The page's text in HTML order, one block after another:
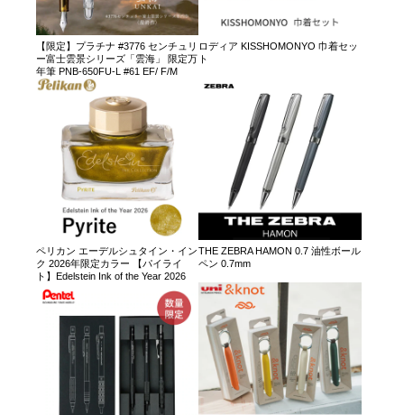
【限定】プラチナ #3776 センチュリ
ー富士雲景シリーズ「雲海」 限定万
年筆 PNB-650FU-L #61 EF/ F/M
ロディア KISSHOMONYO 巾着セッ
ト
ペリカン エーデルシュタイン・イン
ク 2026年限定カラー 【パイライ
ト】Edelstein Ink of the Year 2026
THE ZEBRA HAMON 0.7 油性ボール
ペン 0.7mm